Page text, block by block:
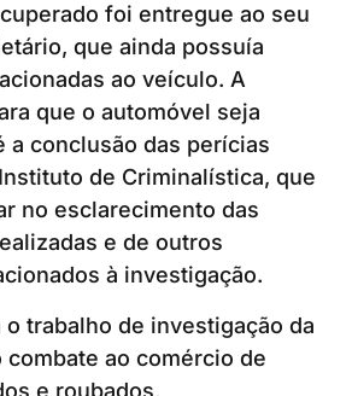
foi entregue ao seu
que ainda possuía
ao veículo. A
que o automóvel seja
a conclusão das perícias
de Criminalística, que
no esclarecimento das
e de outros
à investigação.
o trabalho de investigação da
combate ao comércio de
e roubados,